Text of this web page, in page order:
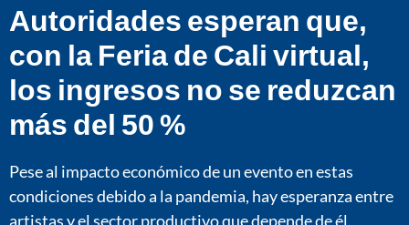
Autoridades esperan que,
con la Feria de Cali virtual,
los ingresos no se reduzcan
más del 50 %
Pese al impacto económico de un evento en estas
condiciones debido a la pandemia, hay esperanza entre
artistas y el sector productivo que depende de él.